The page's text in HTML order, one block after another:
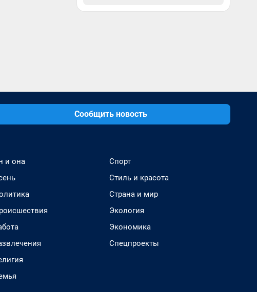
Сообщить новость
и она
Спорт
Стиль и красота
Страна и мир
Экология
Экономика
Спецпроекты